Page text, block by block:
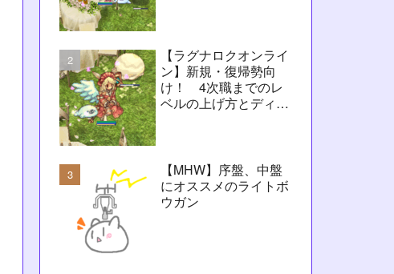
【ラグナロクオンライ
ン】新規・復帰勢向
け！ 4次職までのレ
ベルの上げ方とディレ
【MHW】序盤、中盤
にオススメのライトボ
ウガン